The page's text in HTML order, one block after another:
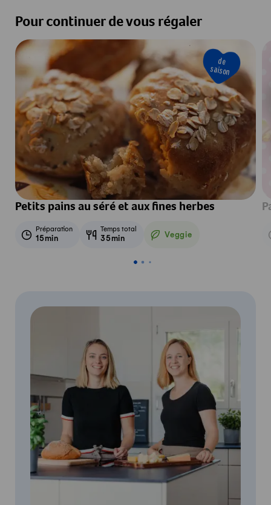
Pour continuer de vous régaler
de
saison
Petits pains au séré et aux fines herbes
Préparation
15min
Temps total
35min Veggie
Veggie